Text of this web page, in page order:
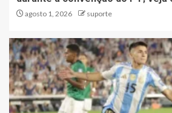
agosto 1, 2026 suporte